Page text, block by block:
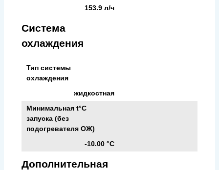
153.9 л/ч
Система
охлаждения
Тип системы
охлаждения
жидкостная
Минимальная t°С
запуска (без
подогревателя ОЖ)
-10.00 °С
Дополнительная